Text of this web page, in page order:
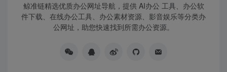
鲸准链精选优质办公网址导航，提供 AI办公 工具、办公软
件下载、在线办公工具、办公素材资源、影音娱乐等分类办
公网址，助您快速找到所需办公资源。